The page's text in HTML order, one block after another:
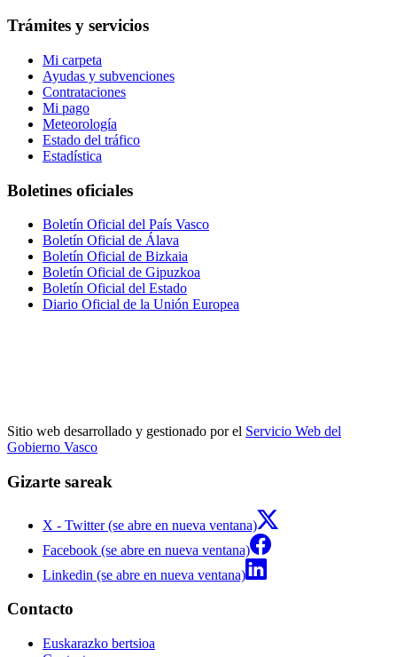
Trámites y servicios
Mi carpeta
Ayudas y subvenciones
Contrataciones
Mi pago
Meteorología
Estado del tráfico
Estadística
Boletines oficiales
Boletín Oficial del País Vasco
Boletín Oficial de Álava
Boletín Oficial de Bizkaia
Boletín Oficial de Gipuzkoa
Boletín Oficial del Estado
Diario Oficial de la Unión Europea
Sitio web desarrollado y gestionado por el Servicio Web del
Gobierno Vasco
Gizarte sareak
X - Twitter (se abre en nueva ventana)
Facebook (se abre en nueva ventana)
Linkedin (se abre en nueva ventana)
Contacto
Euskarazko bertsioa